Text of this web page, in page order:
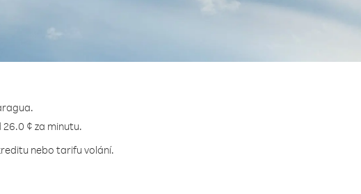
26.0 ¢ za minutu.
nebo tarifu volání.